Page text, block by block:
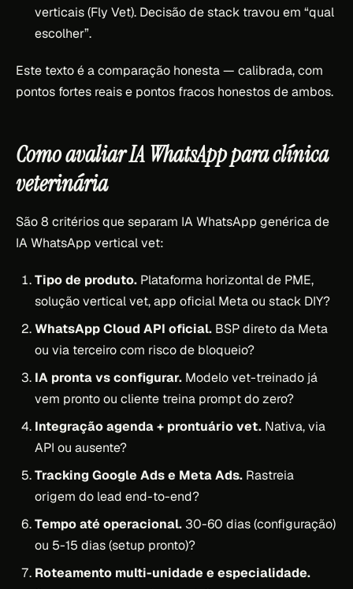
verticais (Fly Vet). Decisão de stack travou em “qual
escolher”.
Este texto é a comparação honesta — calibrada, com
pontos fortes reais e pontos fracos honestos de ambos.
Como avaliar IA WhatsApp para clínica
veterinária
São 8 critérios que separam IA WhatsApp genérica de
IA WhatsApp vertical vet:
Tipo de produto. Plataforma horizontal de PME,
solução vertical vet, app oficial Meta ou stack DIY?
WhatsApp Cloud API oficial. BSP direto da Meta
ou via terceiro com risco de bloqueio?
IA pronta vs configurar. Modelo vet-treinado já
vem pronto ou cliente treina prompt do zero?
Integração agenda + prontuário vet. Nativa, via
API ou ausente?
Tracking Google Ads e Meta Ads. Rastreia
origem do lead end-to-end?
Tempo até operacional. 30-60 dias (configuração)
ou 5-15 dias (setup pronto)?
Roteamento multi-unidade e especialidade.